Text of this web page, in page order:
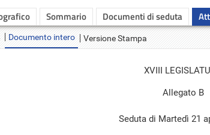
Sommario Documenti di seduta
Documento intero Versione Stampa
XVIII
Allegato B
Seduta di Martedì 21